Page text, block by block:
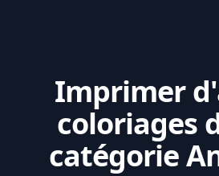
Imprimer
coloriages
catégorie